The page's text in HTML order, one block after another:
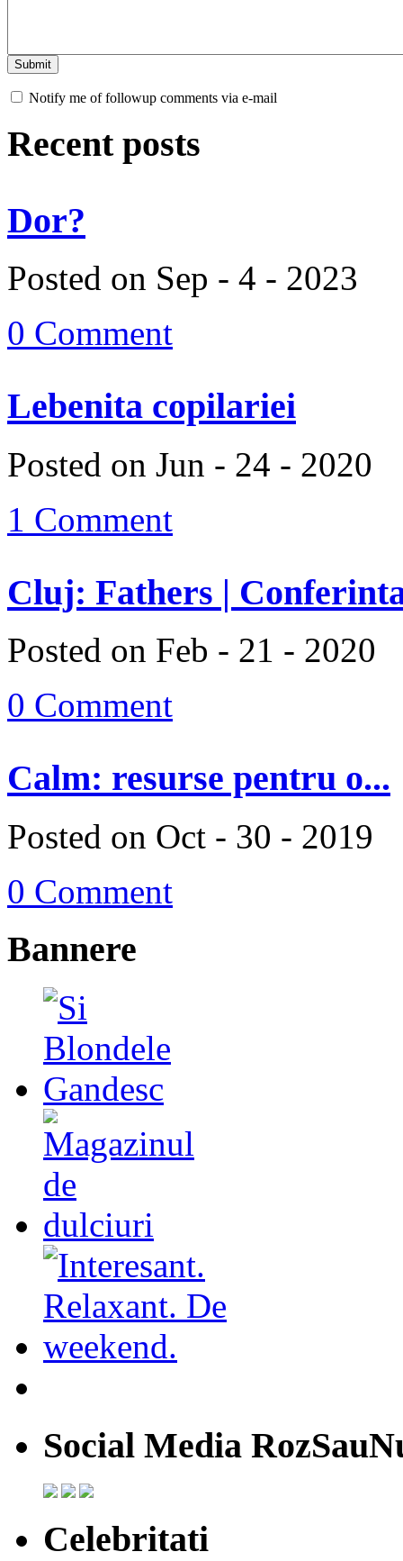
Notify me of followup comments via e-mail
Recent posts
Dor?
Posted on Sep - 4 - 2023
0 Comment
Lebenita copilariei
Posted on Jun - 24 - 2020
1 Comment
Cluj: Fathers |
Posted on Feb - 21 - 2020
0 Comment
Calm: resurse pentru o...
Posted on Oct - 30 - 2019
0 Comment
Bannere
Social Media
Celebritati